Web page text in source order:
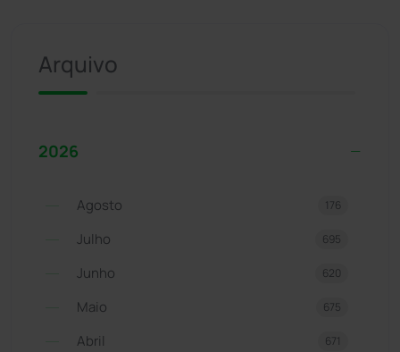
Arquivo
2026
Agosto 176
Julho 695
Junho 620
Maio 675
Abril 671